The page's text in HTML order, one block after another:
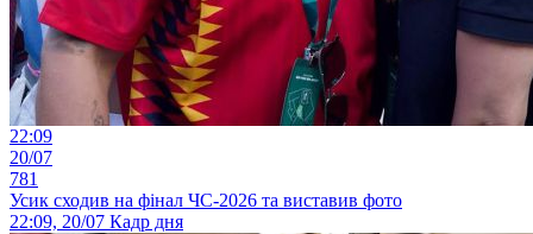
22:09
20/07
781
Усик сходив на фінал ЧС-2026 та виставив фото
22:09, 20/07 Кадр дня